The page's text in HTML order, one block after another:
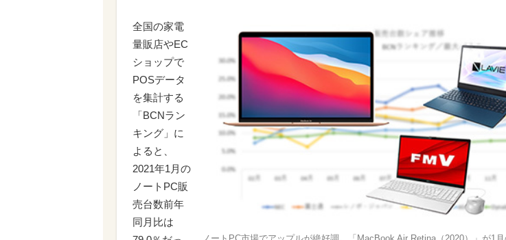
全国の家電
量販店やEC
ショップで
POSデータ
を集計する
「BCNラン
キング」に
よると、
2021年1月の
ノートPC販
売台数前年
同月比は